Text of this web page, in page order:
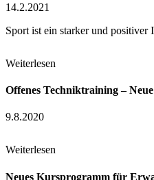
14.2.2021
Sport ist ein starker und
Weiterlesen
Of­fe­nes Tech­nik­trai­ning –
9.8.2020
Weiterlesen
Neu­es Kurs­pro­gramm für